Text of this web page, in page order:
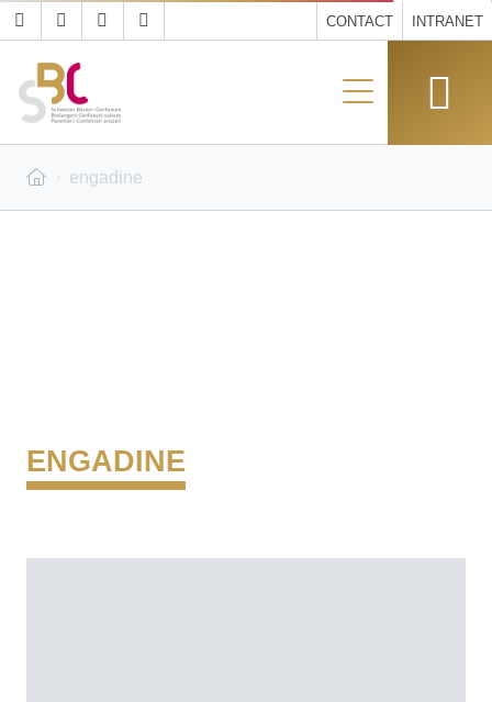
CONTACT INTRANET
engadine
ENGADINE